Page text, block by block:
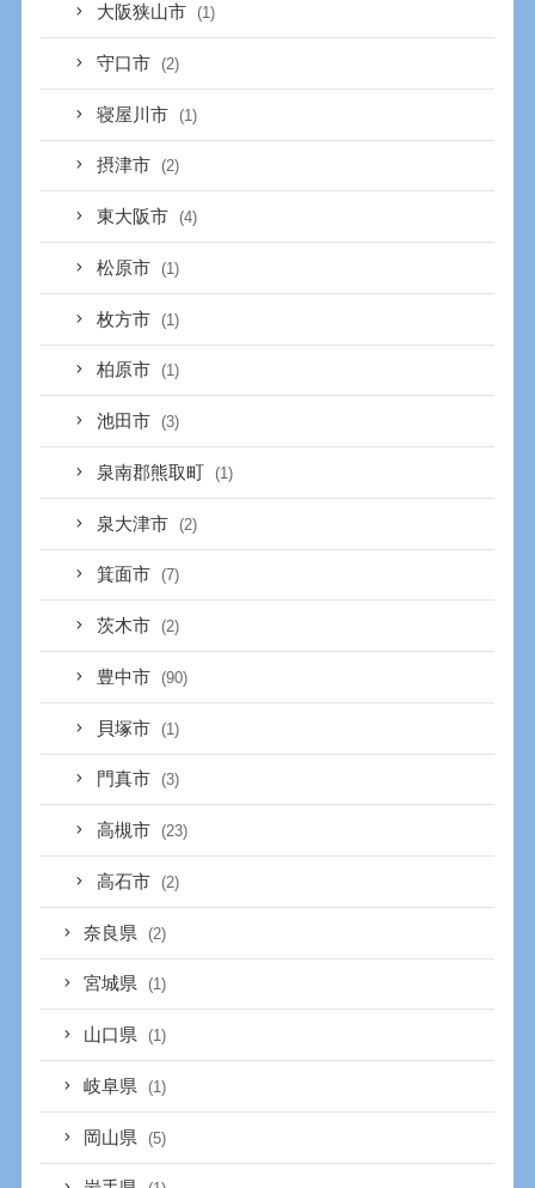
大阪狭山市 (1)
守口市 (2)
寝屋川市 (1)
摂津市 (2)
東大阪市 (4)
松原市 (1)
枚方市 (1)
柏原市 (1)
池田市 (3)
泉南郡熊取町 (1)
泉大津市 (2)
箕面市 (7)
茨木市 (2)
豊中市 (90)
貝塚市 (1)
門真市 (3)
高槻市 (23)
高石市 (2)
奈良県 (2)
宮城県 (1)
山口県 (1)
岐阜県 (1)
岡山県 (5)